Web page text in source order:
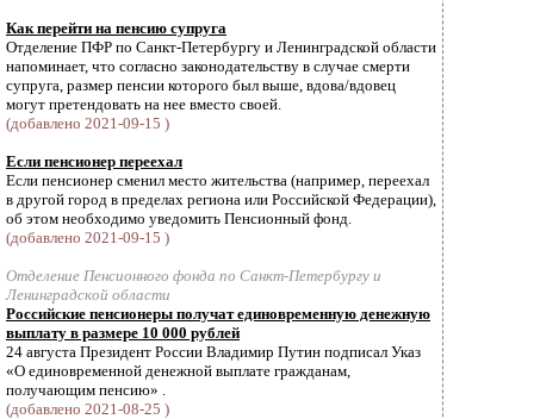
Как перейти на пенсию супруга
Отделение ПФР по Санкт-Петербургу и Ленинградской области
напоминает, что согласно законодательству в случае смерти
супруга, размер пенсии которого был выше, вдова/вдовец
могут претендовать на нее вместо своей.
(добавлено 2021-09-15 )
Если пенсионер переехал
Если пенсионер сменил место жительства (например, переехал
в другой город в пределах региона или Российской Федерации),
об этом необходимо уведомить Пенсионный фонд.
(добавлено 2021-09-15 )
Отделение Пенсионного фонда по Санкт-Петербургу и
Ленинградской области
Российские пенсионеры получат единовременную денежную
выплату в размере 10 000 рублей
24 августа Президент России Владимир Путин подписал Указ
«О единовременной денежной выплате гражданам,
получающим пенсию» .
(добавлено 2021-08-25 )